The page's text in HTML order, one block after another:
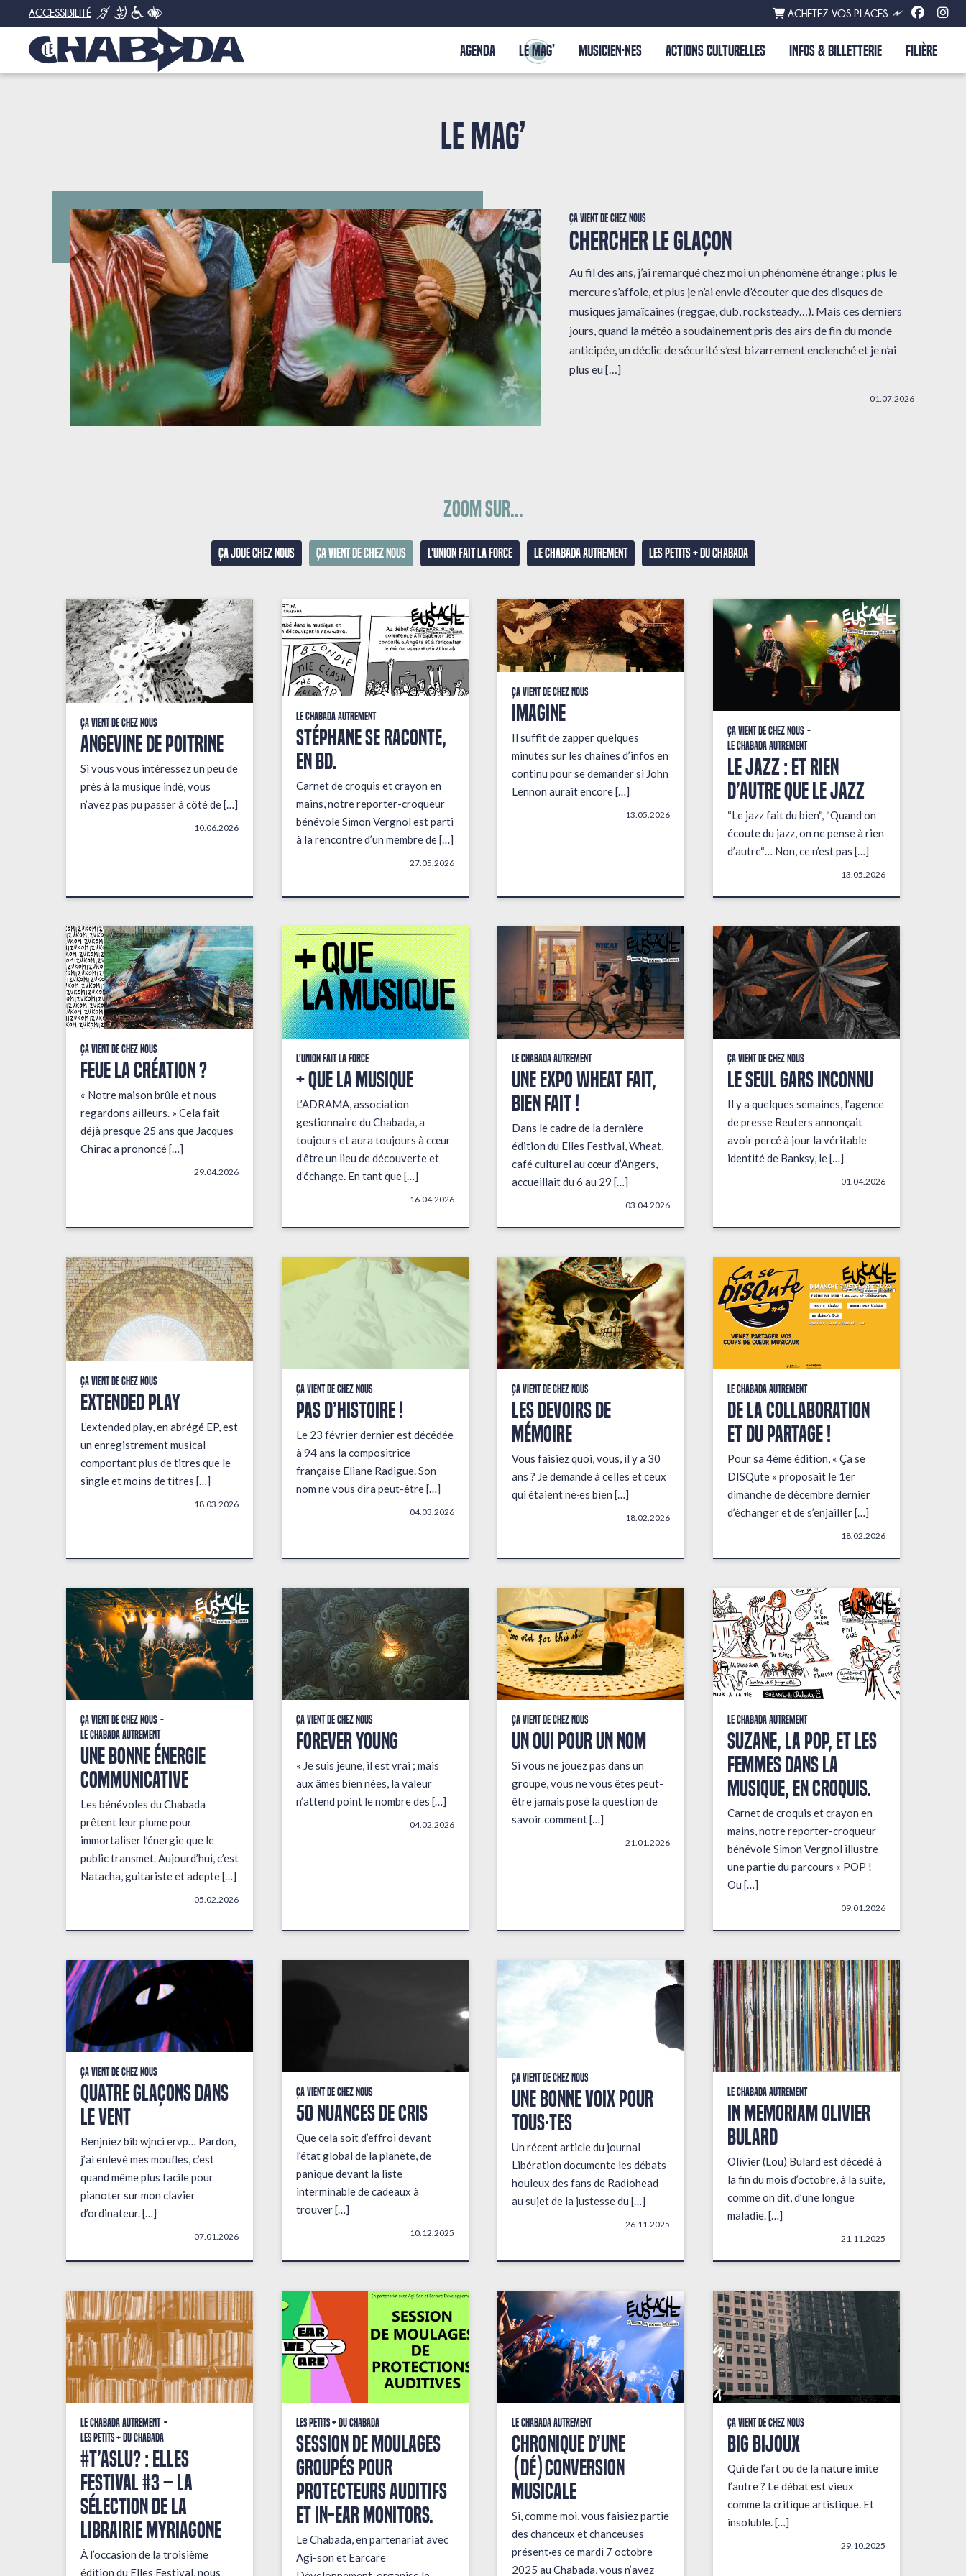
ACCESSIBILITÉ ACHETEZ VOS PLACES
AGENDA LE MAG’ MUSICIEN·NES ACTIONS CULTURELLES INFOS & BILLETTERIE FILIÈRE
LE MAG’
Ça vient de chez nous
CHERCHER LE GLAÇON
Au fil des ans, j’ai remarqué chez moi un phénomène étrange : plus le
mercure s’affole, et plus je n’ai envie d’écouter que des disques de
musiques jamaïcaines (reggae, dub, rocksteady…). Mais ces derniers
jours, quand la météo a soudainement pris des airs de fin du monde
anticipée, un déclic de sécurité s’est bizarrement enclenché et je n’ai
plus eu […]
01.07.2026
Zoom sur...
Ça joue chez nous Ça vient de chez nous L'union fait la force Le Chabada autrement Les petits + du Chabada
Ça vient de chez nous
ANGEVINE DE POITRINE
Si vous vous intéressez un peu de
près à la musique indé, vous
n’avez pas pu passer à côté de […]
10.06.2026
Le Chabada autrement
STÉPHANE SE RACONTE,
EN BD.
Carnet de croquis et crayon en
mains, notre reporter-croqueur
bénévole Simon Vergnol est parti
à la rencontre d’un membre de […]
27.05.2026
Ça vient de chez nous
IMAGINE
Il suffit de zapper quelques
minutes sur les chaînes d’infos en
continu pour se demander si John
Lennon aurait encore […]
13.05.2026
Ça vient de chez nous
Le Chabada autrement
LE JAZZ : ET RIEN
D’AUTRE QUE LE JAZZ
“Le jazz fait du bien“, “Quand on
écoute du jazz, on ne pense à rien
d’autre“… Non, ce n’est pas […]
13.05.2026
Ça vient de chez nous
FEUE LA CRÉATION ?
« Notre maison brûle et nous
regardons ailleurs. » Cela fait
déjà presque 25 ans que Jacques
Chirac a prononcé […]
29.04.2026
L'union fait la force
+ que la musique
L’ADRAMA, association
gestionnaire du Chabada, a
toujours et aura toujours à cœur
d’être un lieu de découverte et
d’échange. En tant que […]
16.04.2026
Le Chabada autrement
Une expo wheat fait,
bien fait !
Dans le cadre de la dernière
édition du Elles Festival, Wheat,
café culturel au cœur d’Angers,
accueillait du 6 au 29 […]
03.04.2026
Ça vient de chez nous
LE SEUL GARS INCONNU
Il y a quelques semaines, l’agence
de presse Reuters annonçait
avoir percé à jour la véritable
identité de Banksy, le […]
01.04.2026
Ça vient de chez nous
EXTENDED PLAY
L’extended play, en abrégé EP, est
un enregistrement musical
comportant plus de titres que le
single et moins de titres […]
18.03.2026
Ça vient de chez nous
PAS D’HISTOIRE !
Le 23 février dernier est décédée
à 94 ans la compositrice
française Eliane Radigue. Son
nom ne vous dira peut-être […]
04.03.2026
Ça vient de chez nous
LES DEVOIRS DE
MÉMOIRE
Vous faisiez quoi, vous, il y a 30
ans ? Je demande à celles et ceux
qui étaient né·es bien […]
18.02.2026
Le Chabada autrement
De la collaboration
et du partage !
Pour sa 4ème édition, « Ça se
DISQute » proposait le 1er
dimanche de décembre dernier
d’échanger et de s’enjailler […]
18.02.2026
Ça vient de chez nous
Le Chabada autrement
une bonne énergie
communicative
Les bénévoles du Chabada
prêtent leur plume pour
immortaliser l’énergie que le
public transmet. Aujourd’hui, c’est
Natacha, guitariste et adepte […]
05.02.2026
Ça vient de chez nous
FOREVER YOUNG
« Je suis jeune, il est vrai ; mais
aux âmes bien nées, la valeur
n’attend point le nombre des […]
04.02.2026
Ça vient de chez nous
UN OUI POUR UN NOM
Si vous ne jouez pas dans un
groupe, vous ne vous êtes peut-
être jamais posé la question de
savoir comment […]
21.01.2026
Le Chabada autrement
Suzane, la pop, et les
femmes dans la
musique, en croquis.
Carnet de croquis et crayon en
mains, notre reporter-croqueur
bénévole Simon Vergnol illustre
une partie du parcours « POP !
Ou […]
09.01.2026
Ça vient de chez nous
QUATRE GLAÇONS DANS
LE VENT
Benjniez bib wjnci ervp… Pardon,
j’ai enlevé mes moufles, c’est
quand même plus facile pour
pianoter sur mon clavier
d’ordinateur. […]
07.01.2026
Ça vient de chez nous
50 NUANCES DE CRIS
Que cela soit d’effroi devant
l’état global de la planète, de
panique devant la liste
interminable de cadeaux à
trouver […]
10.12.2025
Ça vient de chez nous
UNE BONNE VOIX POUR
TOUS·TES
Un récent article du journal
Libération documente les débats
houleux des fans de Radiohead
au sujet de la justesse du […]
26.11.2025
Le Chabada autrement
In Memoriam Olivier
Bulard
Olivier (Lou) Bulard est décédé à
la fin du mois d’octobre, à la suite,
comme on dit, d’une longue
maladie. […]
21.11.2025
Le Chabada autrement
Les petits + du Chabada
#T’AsLu? : ELLES
FESTIVAL #3 – La
sélection de la
librairie Myriagone
À l’occasion de la troisième
édition du Elles Festival, nous
Les petits + du Chabada
Session de moulages
groupés pour
protecteurs auditifs
et in-ear monitors.
Le Chabada, en partenariat avec
Agi-son et Earcare
Le Chabada autrement
Chronique d’une
(dé)conversion
musicale
Si, comme moi, vous faisiez partie
des chanceux et chanceuses
présent·es ce mardi 7 octobre
2025 au Chabada, vous n’avez
Ça vient de chez nous
BIG BIJOUX
Qui de l’art ou de la nature imite
l’autre ? Le débat est vieux
comme la critique artistique. Et
insoluble. […]
29.10.2025